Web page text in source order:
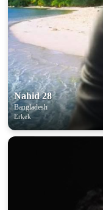
Nahid 28
Bangladesh
Erkek